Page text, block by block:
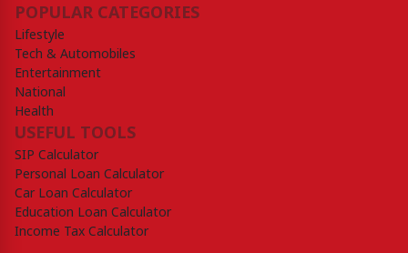
POPULAR CATEGORIES
Lifestyle
Tech & Automobiles
Entertainment
National
Health
USEFUL TOOLS
SIP Calculator
Personal Loan Calculator
Car Loan Calculator
Education Loan Calculator
Income Tax Calculator